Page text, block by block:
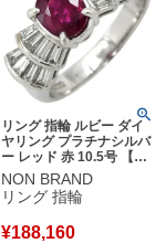
リング 指輪 ルビー ダイ
ヤリング プラチナシルバ
ー レッド 赤 10.5号 【中
古】
NON BRAND
リング 指輪
¥188,160